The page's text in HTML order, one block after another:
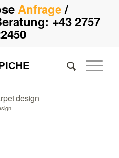
Anfrage/
+43 2757
design